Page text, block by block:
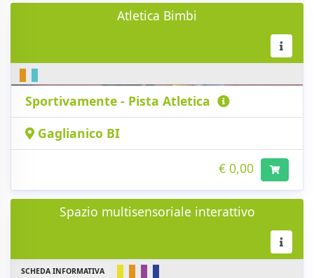
Atletica Bimbi
Sportivamente - Pista Atletica
Gaglianico BI
€ 0,00
Spazio multisensoriale interattivo
SCHEDA INFORMATIVA